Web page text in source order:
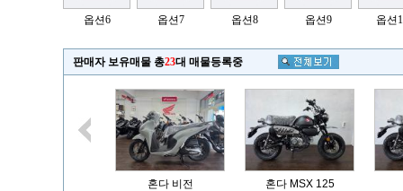
옵션6 옵션7 옵션8 옵션9 옵션
판매자 보유매물 총23대 매물등록중
혼다 비전
혼다 MSX 125